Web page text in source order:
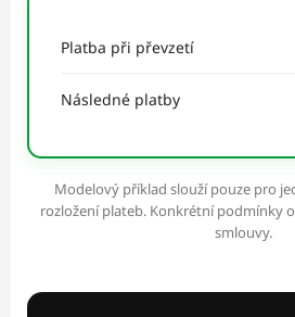
Platba při převzetí
Následné platby
Modelový příklad slouží pouze pro
rozložení plateb. Konkrétní podmínky
smlouvy.